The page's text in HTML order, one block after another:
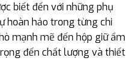
biết đến với những phụ
hoàn hảo trong từng chi
mạnh mẽ đến hộp giữ ẩm
đến chất lượng và thiết